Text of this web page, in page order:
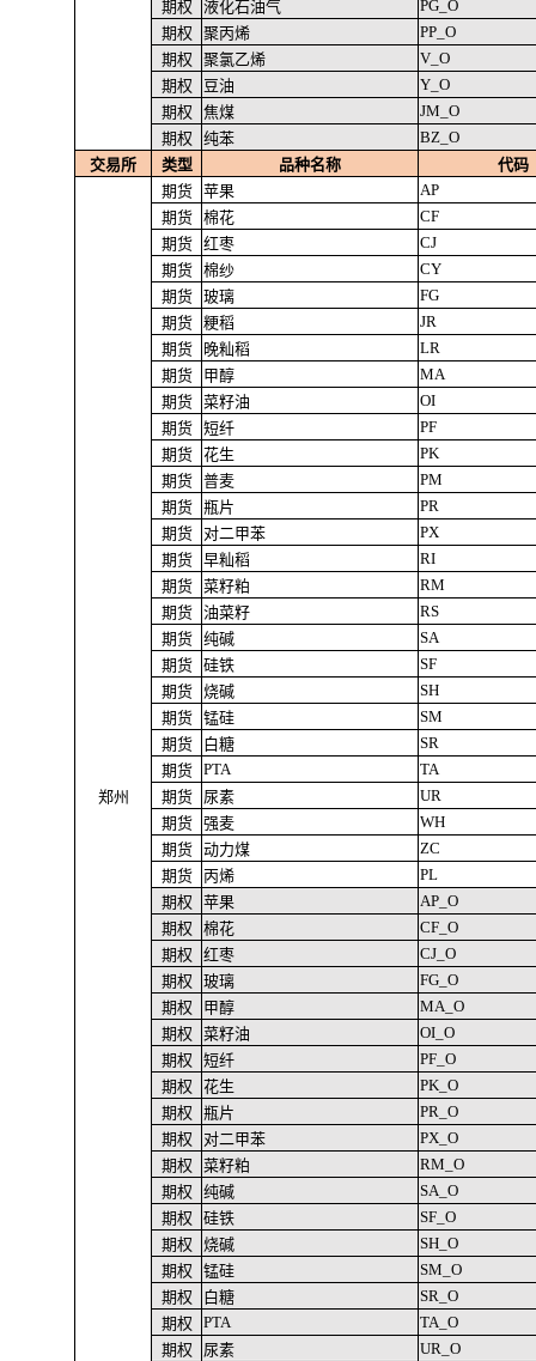
期权 液化石油气
PG_O
期权
聚丙烯
PP_O
期权
聚氯乙烯
V_O
期权
豆油
Y_O
期权
焦煤
JM_O
期权
纯苯
BZ_O
交易所
类型 品种名称 代码
郑州
期货 苹果
AP
期货
棉花
CF
期货
红枣
CJ
期货
棉纱
CY
期货
玻璃
FG
期货
粳稻
JR
期货
晚籼稻
LR
期货
甲醇
MA
期货
菜籽油
OI
期货
短纤
PF
期货
花生
PK
期货
普麦
PM
期货
瓶片
PR
期货
对二甲苯
PX
期货
早籼稻
RI
期货
菜籽粕
RM
期货
油菜籽
RS
期货
纯碱
SA
期货
硅铁
SF
期货
烧碱
SH
期货
锰硅
SM
期货
白糖
SR
期货
PTA
TA
期货
尿素
UR
期货
强麦
WH
期货
动力煤
ZC
期货
丙烯
PL
期权
苹果
AP_O
期权
棉花
CF_O
期权
红枣
CJ_O
期权
玻璃
FG_O
期权
甲醇
MA_O
期权
菜籽油
OI_O
期权
短纤
PF_O
期权
花生
PK_O
期权
瓶片
PR_O
期权
对二甲苯
PX_O
期权
菜籽粕
RM_O
期权
纯碱
SA_O
期权
硅铁
SF_O
期权
烧碱
SH_O
期权
锰硅
SM_O
期权
白糖
SR_O
期权
PTA
TA_O
期权
尿素
UR_O